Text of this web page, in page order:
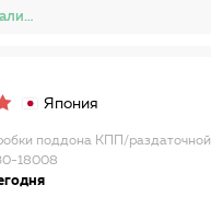
В наличии
Япония
поддона КПП/раздаточной
18008